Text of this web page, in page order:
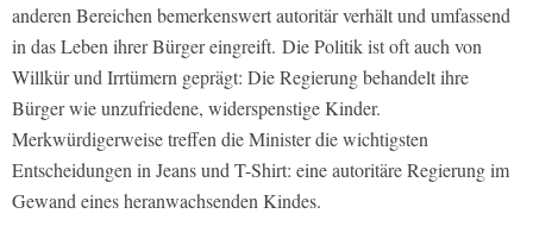
anderen Bereichen bemerkenswert autoritär verhält und umfassend
in das Leben ihrer Bürger eingreift. Die Politik ist oft auch von
Willkür und Irrtümern geprägt: Die Regierung behandelt ihre
Bürger wie unzufriedene, widerspenstige Kinder.
Merkwürdigerweise treffen die Minister die wichtigsten
Entscheidungen in Jeans und T-Shirt: eine autoritäre Regierung im
Gewand eines heranwachsenden Kindes.